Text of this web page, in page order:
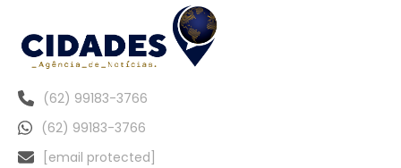
(62) 99183-3766
(62) 99183-3766
[email protected]